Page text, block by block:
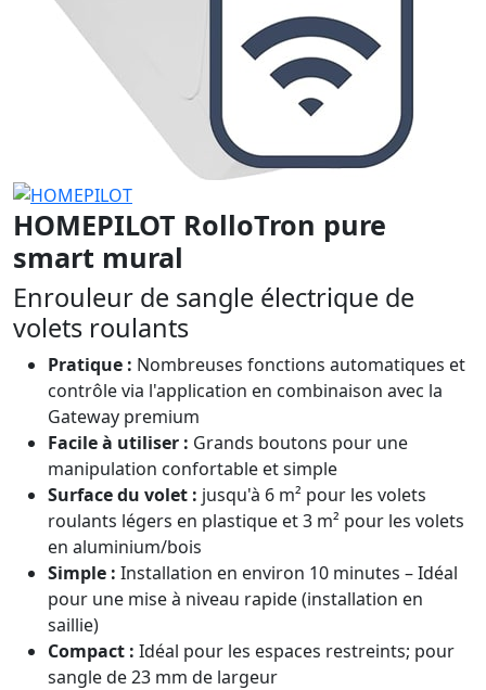
HOMEPILOT RolloTron pure
smart mural
Enrouleur de sangle électrique de
volets roulants
Pratique : Nombreuses fonctions automatiques et
contrôle via l'application en combinaison avec la
Gateway premium
Facile à utiliser : Grands boutons pour une
manipulation confortable et simple
Surface du volet : jusqu'à 6 m² pour les volets
roulants légers en plastique et 3 m² pour les volets
en aluminium/bois
Simple : Installation en environ 10 minutes – Idéal
pour une mise à niveau rapide (installation en
saillie)
Compact : Idéal pour les espaces restreints; pour
sangle de 23 mm de largeur